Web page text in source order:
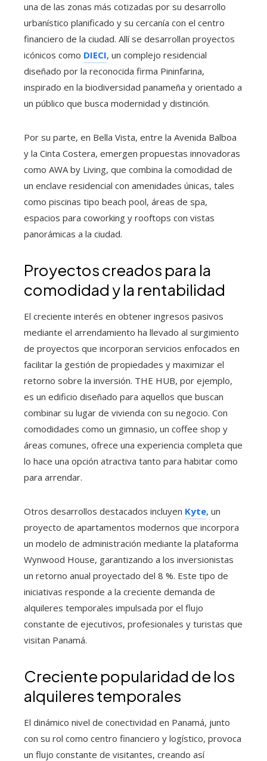
una de las zonas más cotizadas por su desarrollo
urbanístico planificado y su cercanía con el centro
financiero de la ciudad. Allí se desarrollan proyectos
icónicos como DIECI, un complejo residencial
diseñado por la reconocida firma Pininfarina,
inspirado en la biodiversidad panameña y orientado a
un público que busca modernidad y distinción.
Por su parte, en Bella Vista, entre la Avenida Balboa
y la Cinta Costera, emergen propuestas innovadoras
como AWA by Living, que combina la comodidad de
un enclave residencial con amenidades únicas, tales
como piscinas tipo beach pool, áreas de spa,
espacios para coworking y rooftops con vistas
panorámicas a la ciudad.
Proyectos creados para la
comodidad y la rentabilidad
El creciente interés en obtener ingresos pasivos
mediante el arrendamiento ha llevado al surgimiento
de proyectos que incorporan servicios enfocados en
facilitar la gestión de propiedades y maximizar el
retorno sobre la inversión. THE HUB, por ejemplo,
es un edificio diseñado para aquellos que buscan
combinar su lugar de vivienda con su negocio. Con
comodidades como un gimnasio, un coffee shop y
áreas comunes, ofrece una experiencia completa que
lo hace una opción atractiva tanto para habitar como
para arrendar.
Otros desarrollos destacados incluyen Kyte, un
proyecto de apartamentos modernos que incorpora
un modelo de administración mediante la plataforma
Wynwood House, garantizando a los inversionistas
un retorno anual proyectado del 8 %. Este tipo de
iniciativas responde a la creciente demanda de
alquileres temporales impulsada por el flujo
constante de ejecutivos, profesionales y turistas que
visitan Panamá.
Creciente popularidad de los
alquileres temporales
El dinámico nivel de conectividad en Panamá, junto
con su rol como centro financiero y logístico, provoca
un flujo constante de visitantes, creando así